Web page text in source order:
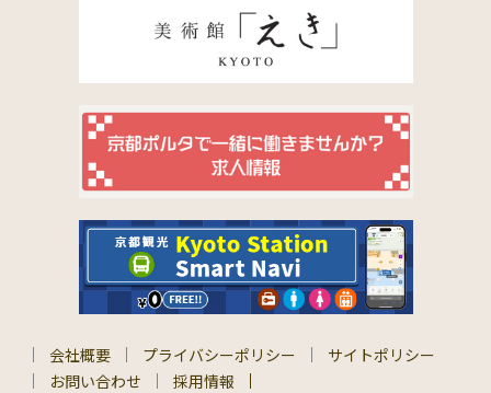
会社概要 プライバシーポリシー
サイトポリシー
お問い合わせ
採用情報